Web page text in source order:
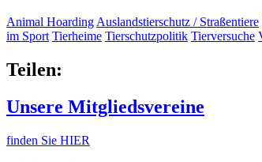
Animal Hoarding Auslandstierschutz / Straßentiere
im Sport Tierheime Tierschutzpolitik Tierversuche
Teilen:
Unsere Mitgliedsvereine
finden Sie HIER